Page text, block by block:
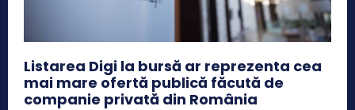
Listarea Digi la bursă ar reprezenta cea
mai mare ofertă publică făcută de
companie privată din România